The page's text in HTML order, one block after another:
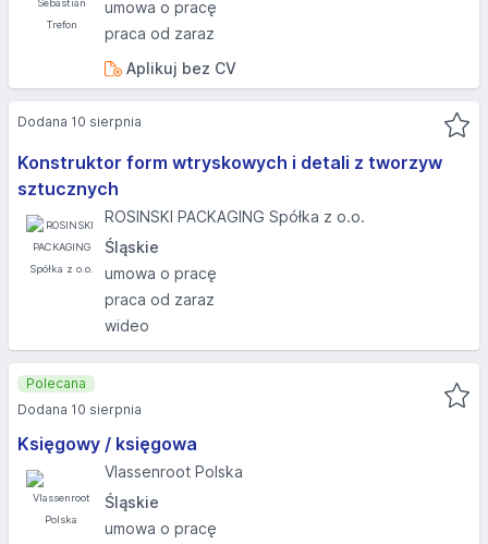
umowa o pracę
praca od zaraz
Aplikuj bez CV
Konstruktor form wtryskowych i detali z tworzyw
sztucznych
ROSINSKI PACKAGING Spółka z o.o.
Śląskie
umowa o pracę
praca od zaraz
wideo
Dodana 10 sierpnia
Księgowy / księgowa
Vlassenroot Polska
Śląskie
umowa o pracę
Polecana
Dodana 10 sierpnia